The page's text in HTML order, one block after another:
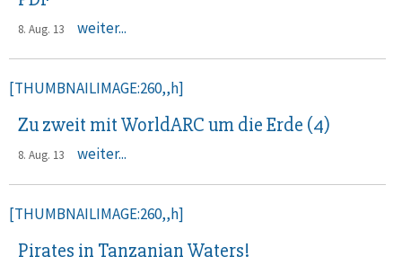
8. Aug. 13 weiter...
[THUMBNAILIMAGE:260,,h]
Zu zweit mit WorldARC um die Erde (4)
8. Aug. 13 weiter...
[THUMBNAILIMAGE:260,,h]
Pirates in Tanzanian Waters!